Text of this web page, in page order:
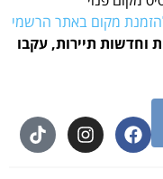
מקום באתר הרשמי
וחדשות תיירות, עקבו